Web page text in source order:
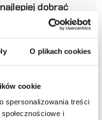
O plikach cookies
cookie
spersonalizowania treści
i
dobrać
doradzimy.